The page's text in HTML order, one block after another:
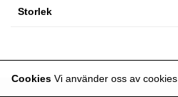
Storlek
Cookies Vi använder oss av cookies